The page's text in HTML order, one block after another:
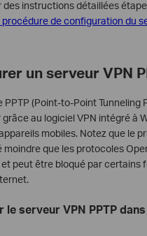
des instructions détaillées
procédure de configuration du
un serveur VPN
PPTP (Point-to-Point Tunneling
au logiciel VPN intégré à
mobiles. Notez que le
moindre que les protocoles
et peut être bloqué par certains
le serveur VPN PPTP